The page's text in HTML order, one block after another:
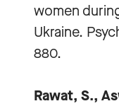
women
Ukraine.
880.
Rawat, S.,